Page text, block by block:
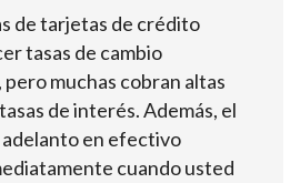
de tarjetas de crédito
tasas de cambio
muchas cobran altas
de interés. Además, el
en efectivo
cuando usted